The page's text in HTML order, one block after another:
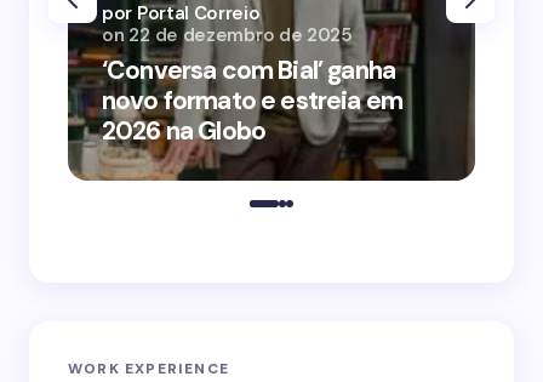
‘Conversa com Bial’ ganha
novo formato e estreia em
2026 na Globo
por Portal Correio
on 22 de dezembro de 2025
WORK EXPERIENCE